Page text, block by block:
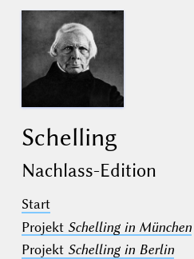
Schelling
Nachlass-Edition
Start
Projekt Schelling in München
Projekt Schelling in Berlin